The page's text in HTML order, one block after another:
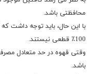
محافظتی باشد.
با این حال، باید توجه داشت
100٪ قطعی نیستند.
وقتی قهوه در حد متعادل
باشد.